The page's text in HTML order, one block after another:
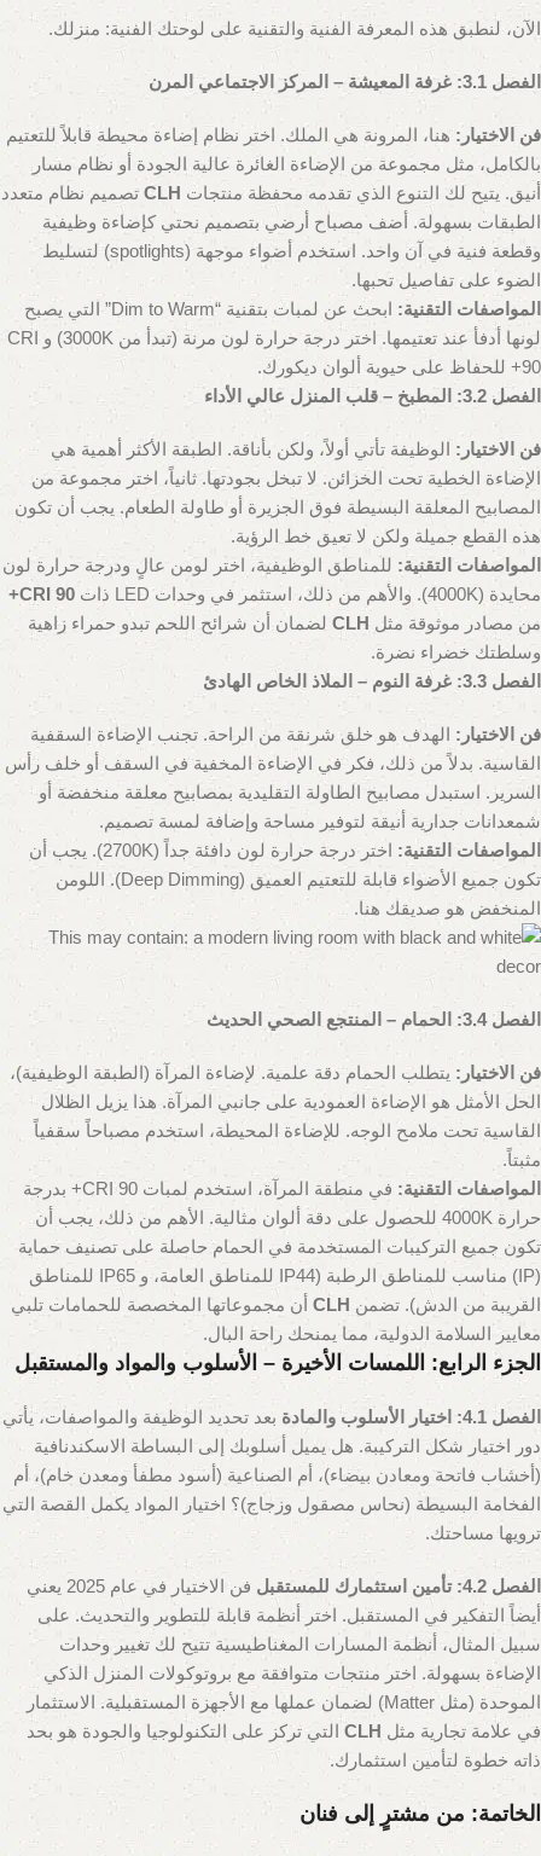
الآن، لنطبق هذه المعرفة الفنية والتقنية على لوحتك الفنية: منزلك.
الفصل 3.1: غرفة المعيشة – المركز الاجتماعي المرن
فن الاختيار: هنا، المرونة هي الملك. اختر نظام إضاءة محيطة قابلاً للتعتيم
بالكامل، مثل مجموعة من الإضاءة الغائرة عالية الجودة أو نظام مسار
أنيق. يتيح لك التنوع الذي تقدمه محفظة منتجات CLH تصميم نظام متعدد
الطبقات بسهولة. أضف مصباح أرضي بتصميم نحتي كإضاءة وظيفية
وقطعة فنية في آن واحد. استخدم أضواء موجهة (spotlights) لتسليط
الضوء على تفاصيل تحبها.
المواصفات التقنية:
ابحث عن لمبات بتقنية “Dim to Warm” التي يصبح
لونها أدفأ عند تعتيمها. اختر درجة حرارة لون مرنة (تبدأ من 3000K) و CRI
90+ للحفاظ على حيوية ألوان ديكورك.
الفصل 3.2: المطبخ – قلب المنزل عالي الأداء
فن الاختيار: الوظيفة تأتي أولاً، ولكن بأناقة. الطبقة الأكثر أهمية هي
الإضاءة الخطية تحت الخزائن. لا تبخل بجودتها. ثانياً، اختر مجموعة من
المصابيح المعلقة البسيطة فوق الجزيرة أو طاولة الطعام. يجب أن تكون
هذه القطع جميلة ولكن لا تعيق خط الرؤية.
المواصفات التقنية: للمناطق الوظيفية، اختر لومن عالٍ ودرجة حرارة لون
محايدة (4000K). والأهم من ذلك، استثمر في وحدات LED ذات
CRI 90+
من مصادر موثوقة مثل CLH لضمان أن شرائح اللحم تبدو حمراء زاهية
وسلطتك خضراء نضرة.
الفصل 3.3: غرفة النوم – الملاذ الخاص الهادئ
فن الاختيار: الهدف هو خلق شرنقة من الراحة. تجنب الإضاءة السقفية
القاسية. بدلاً من ذلك، فكر في الإضاءة المخفية في السقف أو خلف رأس
السرير. استبدل مصابيح الطاولة التقليدية بمصابيح معلقة منخفضة أو
شمعدانات جدارية أنيقة لتوفير مساحة وإضافة لمسة تصميم.
المواصفات التقنية:
اختر درجة حرارة لون دافئة جداً (2700K). يجب أن
تكون جميع الأضواء قابلة للتعتيم العميق (Deep Dimming). اللومن
المنخفض هو صديقك هنا.
الفصل 3.4: الحمام – المنتجع الصحي الحديث
فن الاختيار: يتطلب الحمام دقة علمية. لإضاءة المرآة (الطبقة الوظيفية)،
الحل الأمثل هو الإضاءة العمودية على جانبي المرآة. هذا يزيل الظلال
القاسية تحت ملامح الوجه. للإضاءة المحيطة، استخدم مصباحاً سقفياً
مثبتاً.
المواصفات التقنية:
في منطقة المرآة، استخدم لمبات CRI 90+ بدرجة
حرارة 4000K للحصول على دقة ألوان مثالية. الأهم من ذلك، يجب أن
تكون جميع التركيبات المستخدمة في الحمام حاصلة على تصنيف حماية
(IP) مناسب للمناطق الرطبة (IP44 للمناطق العامة، و IP65 للمناطق
القريبة من الدش). تضمن CLH أن مجموعاتها المخصصة للحمامات تلبي
معايير السلامة الدولية، مما يمنحك راحة البال.
الجزء الرابع: اللمسات الأخيرة – الأسلوب والمواد والمستقبل
الفصل 4.1: اختيار الأسلوب والمادة
بعد تحديد الوظيفة والمواصفات، يأتي
دور اختيار شكل التركيبة. هل يميل أسلوبك إلى البساطة الاسكندنافية
(أخشاب فاتحة ومعادن بيضاء)، أم الصناعية (أسود مطفأ ومعدن خام)، أم
الفخامة البسيطة (نحاس مصقول وزجاج)؟ اختيار المواد يكمل القصة التي
ترويها مساحتك.
الفصل 4.2: تأمين استثمارك للمستقبل
فن الاختيار في عام 2025 يعني
أيضاً التفكير في المستقبل. اختر أنظمة قابلة للتطوير والتحديث. على
سبيل المثال، أنظمة المسارات المغناطيسية تتيح لك تغيير وحدات
الإضاءة بسهولة. اختر منتجات متوافقة مع بروتوكولات المنزل الذكي
الموحدة (مثل Matter) لضمان عملها مع الأجهزة المستقبلية. الاستثمار
في علامة تجارية مثل CLH التي تركز على التكنولوجيا والجودة هو بحد
ذاته خطوة لتأمين استثمارك.
الخاتمة: من مشترٍ إلى فنان